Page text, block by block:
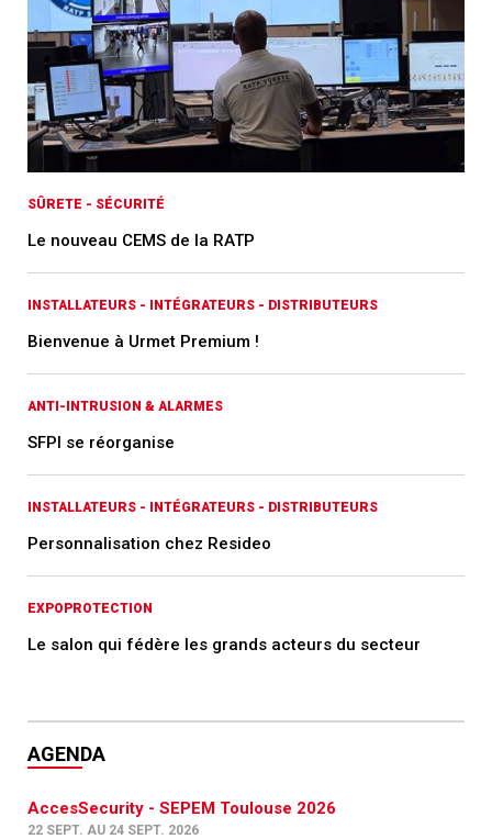
SÛRETE - SÉCURITÉ
Le nouveau CEMS de la RATP
INSTALLATEURS - INTÉGRATEURS - DISTRIBUTEURS
Bienvenue à Urmet Premium !
ANTI-INTRUSION & ALARMES
SFPI se réorganise
INSTALLATEURS - INTÉGRATEURS - DISTRIBUTEURS
Personnalisation chez Resideo
EXPOPROTECTION
Le salon qui fédère les grands acteurs du secteur
AGENDA
AccesSecurity - SEPEM Toulouse 2026
22 SEPT. AU 24 SEPT. 2026